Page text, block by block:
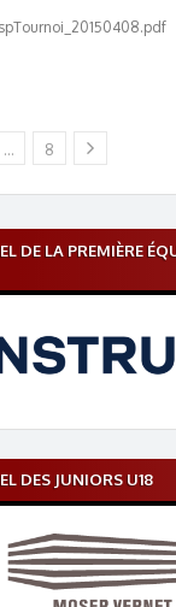
… 8
DE LA PREMIÈRE
DES JUNIORS U18